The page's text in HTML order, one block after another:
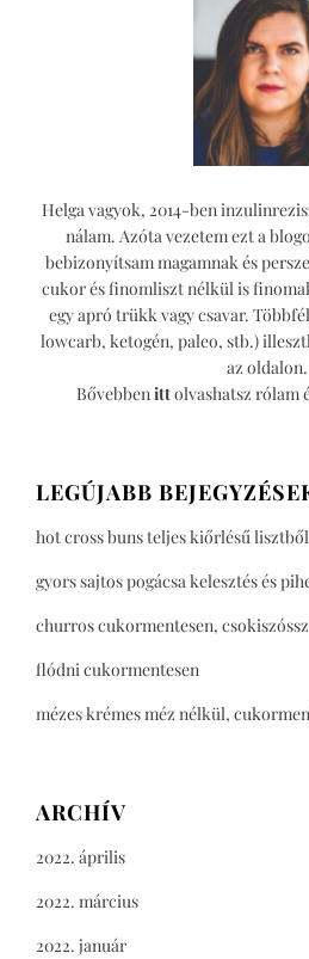
Helga vagyok, 2014-ben
nálam. Azóta vezetem ezt a
bebizonyítsam magamnak és
cukor és finomliszt nélkül is
egy apró trükk vagy csavar.
lowcarb, ketogén, paleo, stb.)
az oldalon.
Bővebbenittolvashatsz rólam
LEGÚJABB
hot cross buns teljes kiőrlésű lisztből
gyors sajtos pogácsa kelesztés és
churros cukormentesen,
flódni cukormentesen
mézes krémes méz nélkül,
ARCHÍV
2022. április
2022. március
2022. január